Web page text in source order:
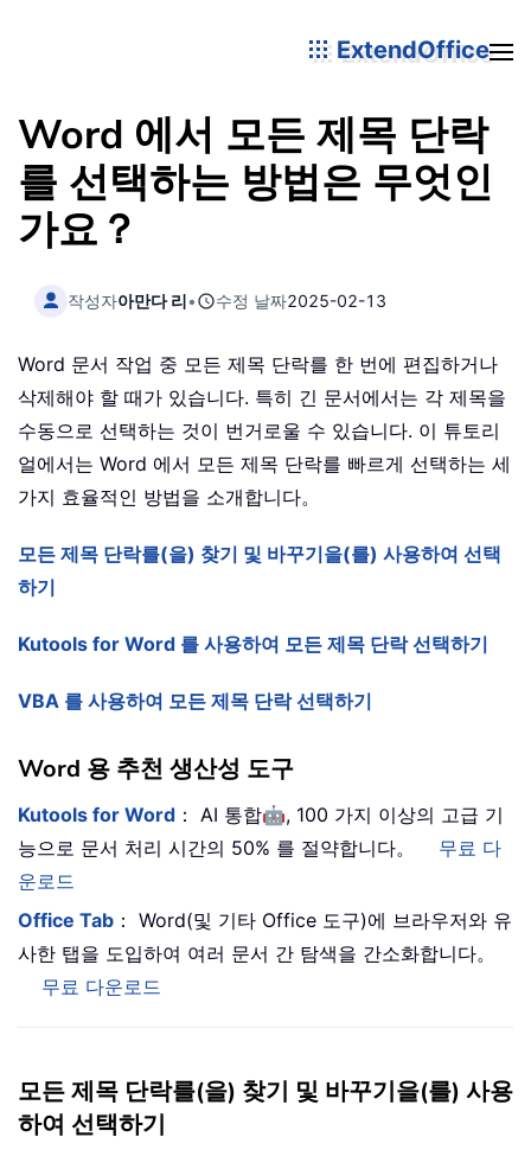
ExtendOffice
Word 에서 모든 제목 단락
를 선택하는 방법은 무엇인
가요？
작성자아만다 리• 수정 날짜2025-02-13
Word 문서 작업 중 모든 제목 단락를 한 번에 편집하거나
삭제해야 할 때가 있습니다. 특히 긴 문서에서는 각 제목을
수동으로 선택하는 것이 번거로울 수 있습니다. 이 튜토리
얼에서는 Word 에서 모든 제목 단락를 빠르게 선택하는 세
가지 효율적인 방법을 소개합니다。
모든 제목 단락를(을) 찾기 및 바꾸기을(를) 사용하여 선택
하기
Kutools for Word 를 사용하여 모든 제목 단락 선택하기
VBA 를 사용하여 모든 제목 단락 선택하기
Word 용 추천 생산성 도구
Kutools for Word ： AI 통합🤖, 100 가지 이상의 고급 기
능으로 문서 처리 시간의 50% 를 절약합니다。
무료 다
운로드
Office Tab ： Word(및 기타 Office 도구)에 브라우저와 유
사한 탭을 도입하여 여러 문서 간 탐색을 간소화합니다。
무료 다운로드
모든 제목 단락를(을) 찾기 및 바꾸기을(를) 사용
하여 선택하기